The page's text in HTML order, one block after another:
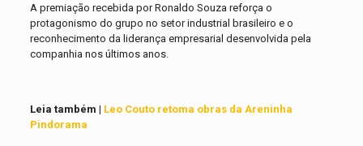
A premiação recebida por Ronaldo Souza reforça o
protagonismo do grupo no setor industrial brasileiro e o
reconhecimento da liderança empresarial desenvolvida pela
companhia nos últimos anos.
Leia também | Leo Couto retoma obras da Areninha
Pindorama